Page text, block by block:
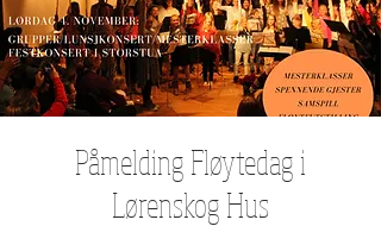
Påmelding Fløytedag i
Lørenskog Hus